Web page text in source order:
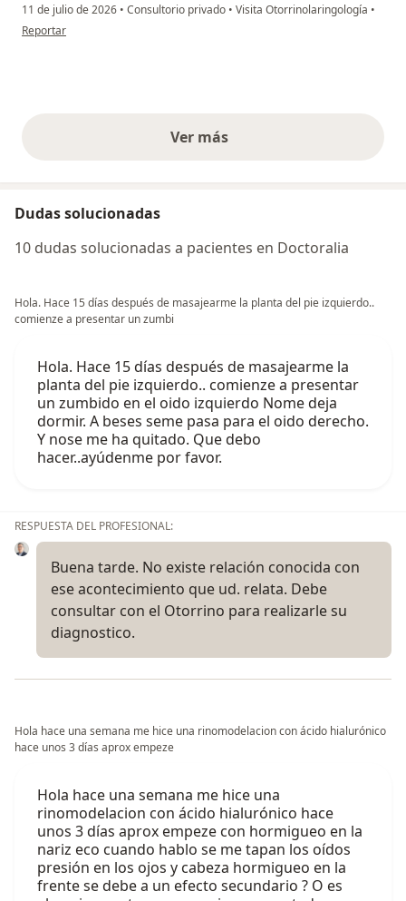
11 de julio de 2026 • Consultorio privado • Visita Otorrinolaringología •
en opinión del usuario DINA Mendoza
Reportar
Ver másopiniones anteriores
Dudas solucionadas
10 dudas solucionadas a pacientes en Doctoralia
Hola. Hace 15 días después de masajearme la planta del pie izquierdo..
comienze a presentar un zumbi
Hola. Hace 15 días después de masajearme la
planta del pie izquierdo.. comienze a presentar
un zumbido en el oido izquierdo Nome deja
dormir. A beses seme pasa para el oido derecho.
Y nose me ha quitado. Que debo
hacer..ayúdenme por favor.
RESPUESTA DEL PROFESIONAL:
Buena tarde. No existe relación conocida con
ese acontecimiento que ud. relata. Debe
consultar con el Otorrino para realizarle su
diagnostico.
Hola hace una semana me hice una rinomodelacion con ácido hialurónico
hace unos 3 días aprox empeze
Hola hace una semana me hice una
rinomodelacion con ácido hialurónico hace
unos 3 días aprox empeze con hormigueo en la
nariz eco cuando hablo se me tapan los oídos
presión en los ojos y cabeza hormigueo en la
frente se debe a un efecto secundario ? O es